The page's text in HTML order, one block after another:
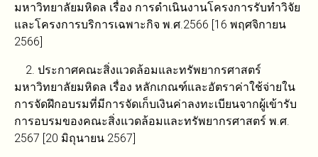
มหาวิทยาลัยมหิดล เรื่อง การดำเนินงานโครงการรับทำวิจัย
และโครงการบริการเฉพาะกิจ พ.ศ.2566 [16 พฤศจิกายน
2566]
2. ประกาศคณะสิ่งแวดล้อมและทรัพยากรศาสตร์
มหาวิทยาลัยมหิดล เรื่อง หลักเกณฑ์และอัตราค่าใช้จ่ายใน
การจัดฝึกอบรมที่มีการจัดเก็บเงินค่าลงทะเบียนจากผู้เข้ารับ
การอบรมของคณะสิ่งแวดล้อมและทรัพยากรศาสตร์ พ.ศ.
2567 [20 มิถุนายน 2567]